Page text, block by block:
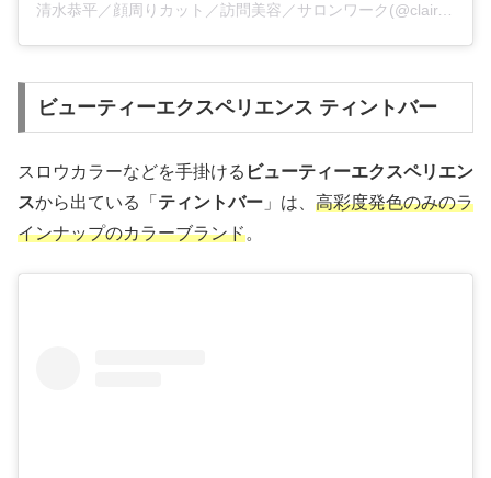
清水恭平／顔周りカット／訪問美容／サロンワーク(@clair.kyouhei)がシェアした投稿
ビューティーエクスペリエンス ティントバー
スロウカラーなどを手掛ける ビューティーエクスペリエン
スから出ている「 ティントバー 」は、 高彩度発色のみのラ
インナップのカラーブランド。